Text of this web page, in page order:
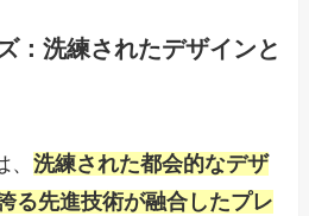
：洗練されたデザインと
、洗練された都会的なデザ
る先進技術が融合したプレ